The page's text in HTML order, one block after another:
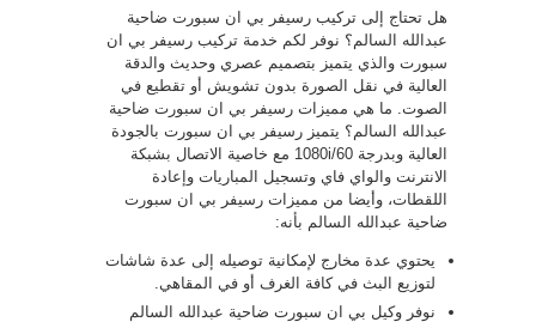
هل تحتاج إلى تركيب رسيفر بي ان سبورت ضاحية
عبدالله السالم؟ نوفر لكم خدمة تركيب رسيفر بي ان
سبورت والذي يتميز بتصميم عصري وحديث والدقة
العالية في نقل الصورة بدون تشويش أو تقطيع في
الصوت. ما هي مميزات رسيفر بي ان سبورت ضاحية
عبدالله السالم؟ يتميز رسيفر بي ان سبورت بالجودة
العالية وبدرجة 1080i/60 مع خاصية الاتصال بشبكة
الانترنت والواي فاي وتسجيل المباريات وإعادة
اللقطات، وأيضا من مميزات رسيفر بي ان سبورت
ضاحية عبدالله السالم بأنه:
يحتوي عدة مخارج لإمكانية توصيله إلى عدة شاشات
لتوزيع البث في كافة الغرف أو في المقاهي.
نوفر وكيل بي ان سبورت ضاحية عبدالله السالم